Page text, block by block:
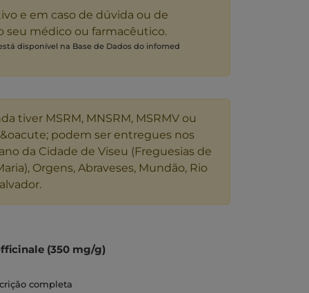
e em caso de dúvida ou de
seu médico ou farmacêutico.
disponível na Base de Dados do infomed
tiver MSRM, MNSRM, MSRMV ou
podem ser entregues nos
da Cidade de Viseu (Freguesias de
Orgens, Abraveses, Mundão, Rio
(350 mg/g)
da dor, inflamação e inchaço
completa